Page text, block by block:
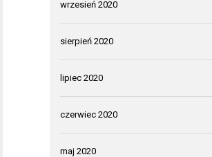
wrzesień 2020
sierpień 2020
lipiec 2020
czerwiec 2020
maj 2020